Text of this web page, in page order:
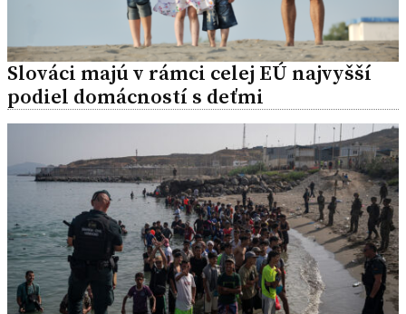
Slováci majú v rámci celej EÚ najvyšší
podiel domácností s deťmi